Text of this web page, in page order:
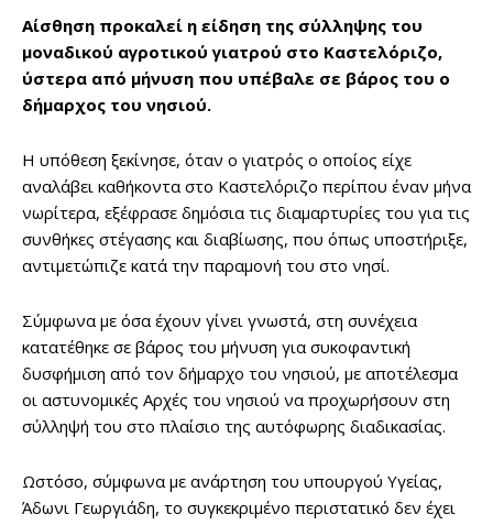
Αίσθηση προκαλεί η είδηση της σύλληψης του
μοναδικού αγροτικού γιατρού στο Καστελόριζο,
ύστερα από μήνυση που υπέβαλε σε βάρος του ο
δήμαρχος του νησιού.
Η υπόθεση ξεκίνησε, όταν ο γιατρός ο οποίος είχε
αναλάβει καθήκοντα στο Καστελόριζο περίπου έναν μήνα
νωρίτερα, εξέφρασε δημόσια τις διαμαρτυρίες του για τις
συνθήκες στέγασης και διαβίωσης, που όπως υποστήριξε,
αντιμετώπιζε κατά την παραμονή του στο νησί.
Σύμφωνα με όσα έχουν γίνει γνωστά, στη συνέχεια
κατατέθηκε σε βάρος του μήνυση για συκοφαντική
δυσφήμιση από τον δήμαρχο του νησιού, με αποτέλεσμα
οι αστυνομικές Αρχές του νησιού να προχωρήσουν στη
σύλληψή του στο πλαίσιο της αυτόφωρης διαδικασίας.
Ωστόσο, σύμφωνα με ανάρτηση του υπουργού Υγείας,
Άδωνι Γεωργιάδη, το συγκεκριμένο περιστατικό δεν έχει